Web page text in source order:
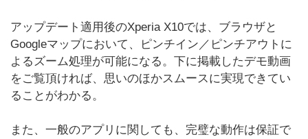
アップデート適用後のXperia X10では、ブラウザと
Googleマップにおいて、ピンチイン／ピンチアウトに
よるズーム処理が可能になる。下に掲載したデモ動画
をご覧頂ければ、思いのほかスムースに実現できてい
ることがわかる。
また、一般のアプリに関しても、完璧な動作は保証で